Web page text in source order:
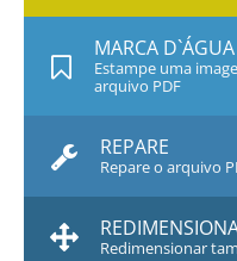
MARCA D`ÁGUA
Estampe uma
arquivo PDF
REPARE
Repare o arquivo
Redimensionar